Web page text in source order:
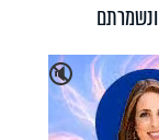
ונשמרתם
🔇